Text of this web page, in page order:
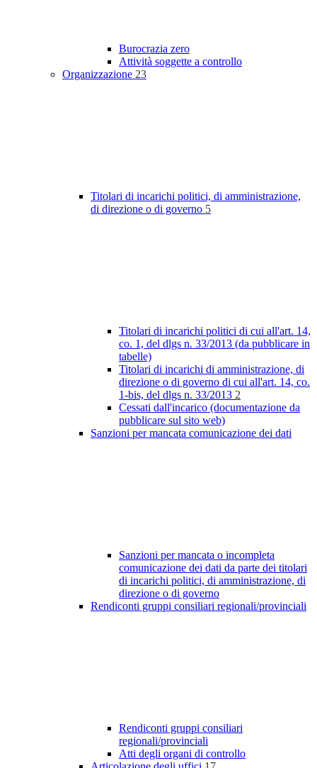
Burocrazia zero
Attività soggette a controllo
Organizzazione 23
Titolari di incarichi politici, di amministrazione,
di direzione o di governo 5
Titolari di incarichi politici di cui all'art. 14,
co. 1, del dlgs n. 33/2013 (da pubblicare in
tabelle)
Titolari di incarichi di amministrazione, di
direzione o di governo di cui all'art. 14, co.
1-bis, del dlgs n. 33/2013 2
Cessati dall'incarico (documentazione da
pubblicare sul sito web)
Sanzioni per mancata comunicazione dei dati
Sanzioni per mancata o incompleta
comunicazione dei dati da parte dei titolari
di incarichi politici, di amministrazione, di
direzione o di governo
Rendiconti gruppi consiliari regionali/provinciali
Rendiconti gruppi consiliari
regionali/provinciali
Atti degli organi di controllo